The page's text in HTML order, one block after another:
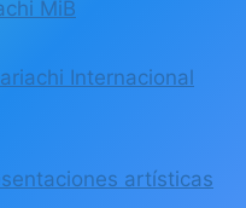
MiB
Internacional
artísticas